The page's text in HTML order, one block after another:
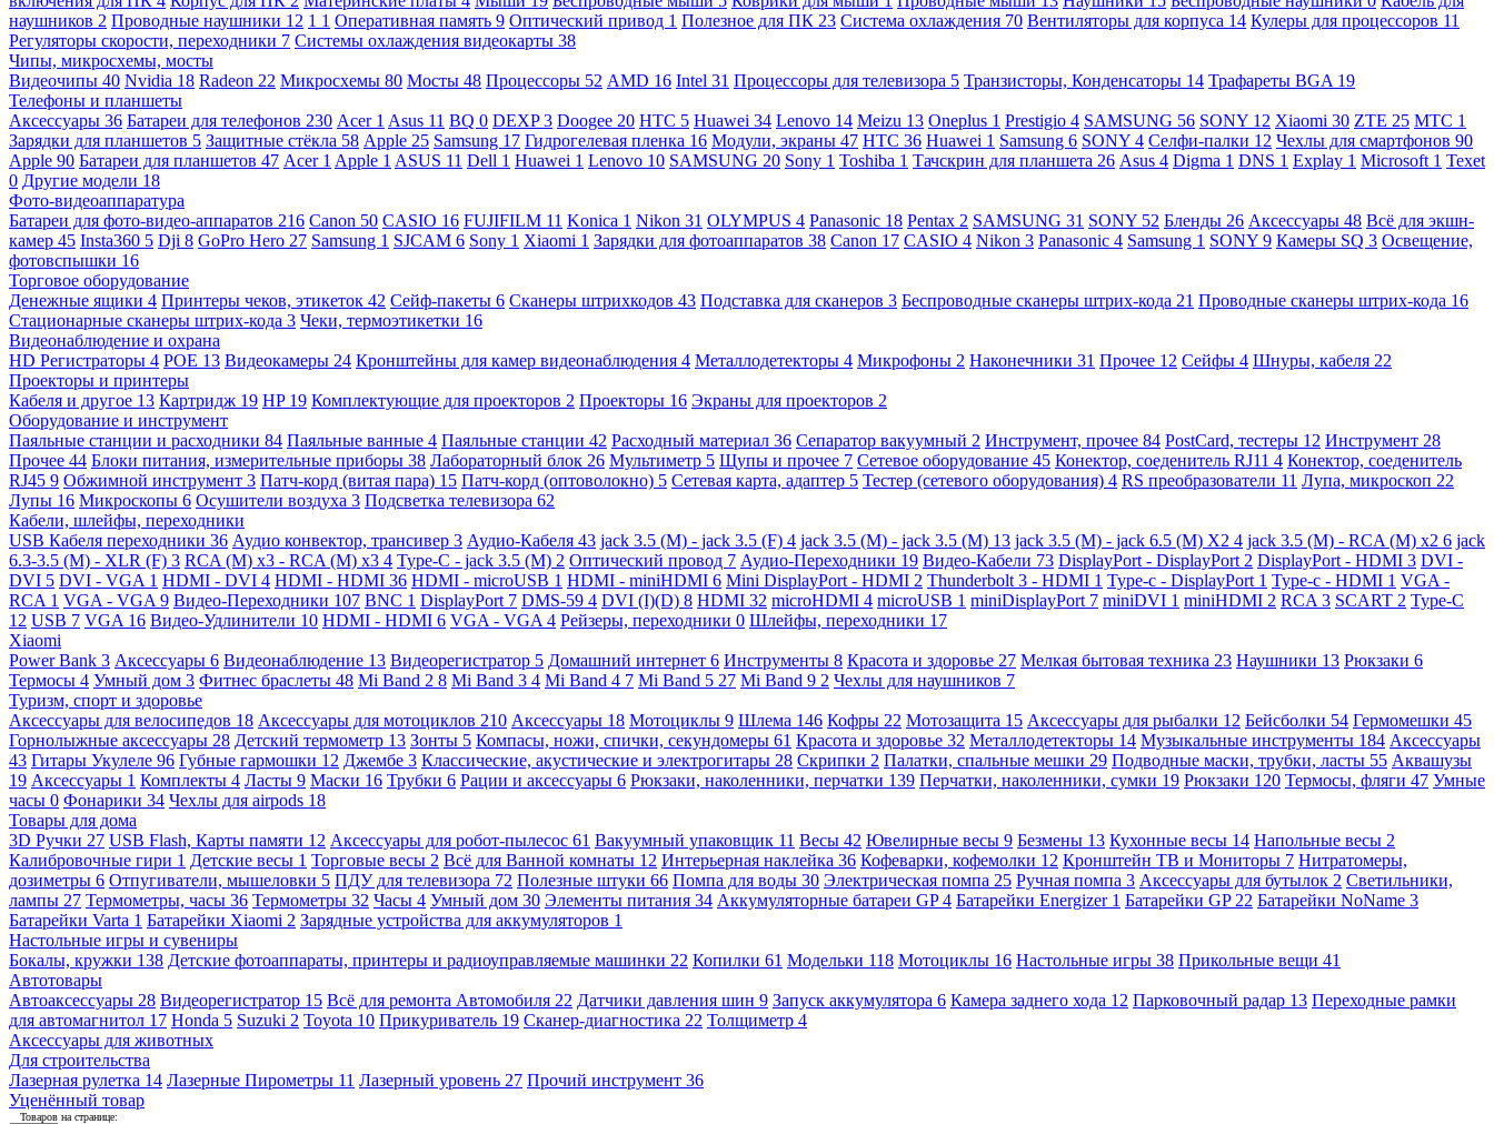
наушников 2 Проводные наушники 12 1 1 Оперативная память 9 Оптический привод 1 Полезное для ПК 23 Система охлаждения 70 Вентиляторы для корпуса 14 Кулеры для процессоров 11
Регуляторы скорости, переходники 7 Системы охлаждения видеокарты 38
Чипы, микросхемы, мосты
Видеочипы 40 Nvidia 18 Radeon 22 Микросхемы 80 Мосты 48 Процессоры 52 AMD 16 Intel 31 Процессоры для телевизора 5 Транзисторы, Конденсаторы 14 Трафареты BGA 19
Телефоны и планшеты
Аксессуары 36 Батареи для телефонов 230 Acer 1 Asus 11 BQ 0 DEXP3 Doogee 20 HTC 5 Huawei 34 Lenovo 14 Meizu 13 Oneplus 1 Prestigio 4 SAMSUNG 56 SONY 12 Xiaomi 30 ZTE 25 МТС 1
Зарядки для планшетов 5 Защитные стёкла 58 Apple 25 Samsung 17 Гидрогелевая пленка 16 Модули, экраны 47 HTC 36 Huawei 1 Samsung 6 SONY 4 Селфи-палки 12 Чехлы для смартфонов 90
Apple 90 Батареи для планшетов 47 Acer 1 Apple 1 ASUS 11 Dell 1 Huawei 1 Lenovo 10 SAMSUNG 20 Sony 1 Toshiba 1 Тачскрин для планшета 26 Asus 4 Digma 1 DNS 1 Explay 1 Microsoft 1 Texet
0 Другие модели 18
Фото-видеоаппаратура
Батареи для фото-видео-аппаратов 216 Canon 50 CASIO 16 FUJIFILM 11 Konica 1 Nikon 31 OLYMPUS 4 Panasonic 18 Pentax 2 SAMSUNG 31 SONY 52 Бленды 26 Аксессуары 48 Всё для экшн-
камер 45 Insta360 5 Dji 8 GoPro Hero 27 Samsung 1 SJCAM 6 Sony 1 Xiaomi 1 Зарядки для фотоаппаратов 38 Canon 17 CASIO 4 Nikon 3 Panasonic 4 Samsung 1 SONY 9 Камеры SQ 3 Освещение,
фотовспышки 16
Торговое оборудование
Денежные ящики 4 Принтеры чеков, этикеток 42 Сейф-пакеты 6 Сканеры штрихкодов 43 Подставка для сканеров 3 Беспроводные сканеры штрих-кода 21 Проводные сканеры штрих-кода 16
Стационарные сканеры штрих-кода 3 Чеки, термоэтикетки 16
Видеонаблюдение и охрана
HD Регистраторы 4 POE 13 Видеокамеры 24 Кронштейны для камер видеонаблюдения 4 Металлодетекторы 4 Микрофоны 2 Наконечники 31 Прочее 12 Сейфы 4 Шнуры, кабеля 22
Проекторы и принтеры
Кабеля и другое 13 Картридж 19 HP 19 Комплектующие для проекторов 2 Проекторы 16 Экраны для проекторов 2
Оборудование и инструмент
Паяльные станции и расходники 84 Паяльные ванные 4 Паяльные станции 42 Расходный материал 36 Сепаратор вакуумный 2 Инструмент, прочее 84 PostCard, тестеры 12 Инструмент 28
Прочее 44 Блоки питания, измерительные приборы 38 Лабораторный блок 26 Мультиметр 5 Щупы и прочее 7 Сетевое оборудование 45 Конектор, соеденитель RJ11 4 Конектор, соеденитель
RJ45 9 Обжимной инструмент 3 Патч-корд (витая пара) 15 Патч-корд (оптоволокно) 5 Сетевая карта, адаптер 5 Тестер (сетевого оборудования) 4 RS преобразователи 11 Лупа, микроскоп 22
Лупы 16 Микроскопы 6 Осушители воздуха 3 Подсветка телевизора 62
Кабели, шлейфы, переходники
USB Кабеля переходники 36 Аудио конвектор, трансивер 3 Аудио-Кабеля 43 jack 3.5 (M) - jack 3.5 (F) 4 jack 3.5 (M) - jack 3.5 (M) 13 jack 3.5 (M) - jack 6.5 (M) X2 4 jack 3.5 (M) - RCA (M) x2 6 jack
6.3-3.5 (M) - XLR (F) 3 RCA (M) x3 - RCA (M) x3 4 Type-C - jack 3.5 (M) 2 Оптический провод 7 Аудио-Переходники 19 Видео-Кабели 73 DisplayPort - DisplayPort 2 DisplayPort - HDMI 3 DVI -
DVI 5 DVI - VGA 1 HDMI - DVI 4 HDMI - HDMI 36 HDMI - microUSB 1 HDMI - miniHDMI 6 Mini DisplayPort - HDMI 2 Thunderbolt 3 - HDMI 1 Type-c - DisplayPort 1 Type-c - HDMI 1 VGA -
RCA 1 VGA - VGA 9 Видео-Переходники 107 BNC 1 DisplayPort 7 DMS-59 4 DVI (I)(D) 8 HDMI 32 microHDMI 4 microUSB 1 miniDisplayPort 7 miniDVI 1 miniHDMI 2 RCA 3 SCART 2 Type-C
12 USB 7 VGA 16 Видео-Удлинители 10 HDMI - HDMI 6 VGA - VGA 4 Рейзеры, переходники 0 Шлейфы, переходники 17
Xiaomi
Power Bank 3 Аксессуары 6 Видеонаблюдение 13 Видеорегистратор 5 Домашний интернет 6 Инструменты 8 Красота и здоровье 27 Мелкая бытовая техника 23 Наушники 13 Рюкзаки 6
Термосы 4 Умный дом 3 Фитнес браслеты 48 Mi Band 2 8 Mi Band 3 4 Mi Band 4 7 Mi Band 5 27 Mi Band 9 2 Чехлы для наушников 7
Туризм, спорт и здоровье
Аксессуары для велосипедов 18 Аксессуары для мотоциклов 210 Аксессуары 18 Мотоциклы 9 Шлема 146 Кофры 22 Мотозащита 15 Аксессуары для рыбалки 12 Бейсболки 54 Гермомешки 45
Горнолыжные аксессуары 28 Детский термометр 13 Зонты 5 Компасы, ножи, спички, секундомеры 61 Красота и здоровье 32 Металлодетекторы 14 Музыкальные инструменты 184 Аксессуары
43 Гитары Укулеле 96 Губные гармошки 12 Джембе 3 Классические, акустические и электрогитары 28 Скрипки 2 Палатки, спальные мешки 29 Подводные маски, трубки, ласты 55 Аквашузы
19 Аксессуары 1 Комплекты 4 Ласты 9 Маски 16 Трубки 6 Рации и аксессуары 6 Рюкзаки, наколенники, перчатки 139 Перчатки, наколенники, сумки 19 Рюкзаки 120 Термосы, фляги 47 Умные
часы 0 Фонарики 34 Чехлы для airpods 18
Товары для дома
3D Ручки 27 USB Flash, Карты памяти 12 Аксессуары для робот-пылесос 61 Вакуумный упаковщик 11 Весы 42 Ювелирные весы 9 Безмены 13 Кухонные весы 14 Напольные весы 2
Калибровочные гири 1 Детские весы 1 Торговые весы 2 Всё для Ванной комнаты 12 Интерьерная наклейка 36 Кофеварки, кофемолки 12 Кронштейн ТВ и Мониторы 7 Нитратомеры,
дозиметры 6 Отпугиватели, мышеловки 5 ПДУ для телевизора 72 Полезные штуки 66 Помпа для воды 30 Электрическая помпа 25 Ручная помпа 3 Аксессуары для бутылок 2 Светильники,
лампы 27 Термометры, часы 36 Термометры 32 Часы 4 Умный дом 30 Элементы питания 34 Аккумуляторные батареи GP4 Батарейки Energizer 1 Батарейки GP 22 Батарейки NoName 3
Батарейки Varta 1 Батарейки Xiaomi 2 Зарядные устройства для аккумуляторов 1
Настольные игры и сувениры
Бокалы, кружки 138 Детские фотоаппараты, принтеры и радиоуправляемые машинки 22 Копилки 61 Модельки 118 Мотоциклы 16 Настольные игры 38 Прикольные вещи 41
Автотовары
Автоаксессуары 28 Видеорегистратор 15 Всё для ремонта Автомобиля 22 Датчики давления шин 9 Запуск аккумулятора 6 Камера заднего хода 12 Парковочный радар 13 Переходные рамки
для автомагнитол 17 Honda 5 Suzuki 2 Toyota 10 Прикуриватель 19 Сканер-диагностика 22 Толщиметр 4
Аксессуары для животных
Для строительства
Лазерная рулетка 14 Лазерные Пирометры 11 Лазерный уровень 27 Прочий инструмент 36
Уценённый товар
Товаров на странице: